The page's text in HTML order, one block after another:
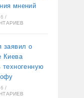
мнений
/
заявил о
Киева
техногенную
/